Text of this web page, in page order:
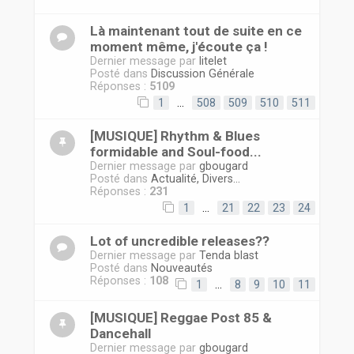
Là maintenant tout de suite en ce
moment même, j'écoute ça !
Dernier message par litelet
Posté dans Discussion Générale
Réponses : 5109
1
508 509 510 511
[MUSIQUE] Rhythm & Blues
formidable and Soul-food...
Dernier message par gbougard
Posté dans Actualité, Divers...
Réponses : 231
1
21 22 23 24
Lot of uncredible releases??
Dernier message par Tenda blast
Posté dans Nouveautés
Réponses : 108 1 8 9 10 11
[MUSIQUE] Reggae Post 85 &
Dancehall
Dernier message par gbougard